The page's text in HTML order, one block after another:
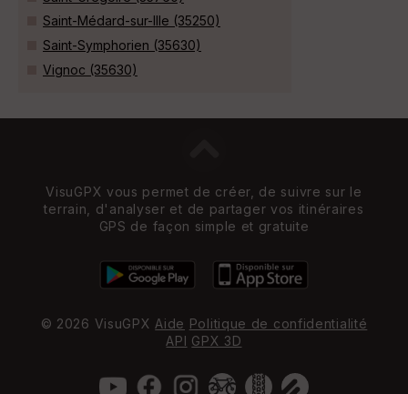
Saint-Médard-sur-Ille (35250)
Saint-Symphorien (35630)
Vignoc (35630)
VisuGPX vous permet de créer, de suivre sur le
terrain, d'analyser et de partager vos itinéraires
GPS de façon simple et gratuite
© 2026 VisuGPX Aide Politique de confidentialité
API GPX 3D